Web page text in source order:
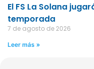
El FS La Solana
temporada
7 de agosto de 2026
Leer más »